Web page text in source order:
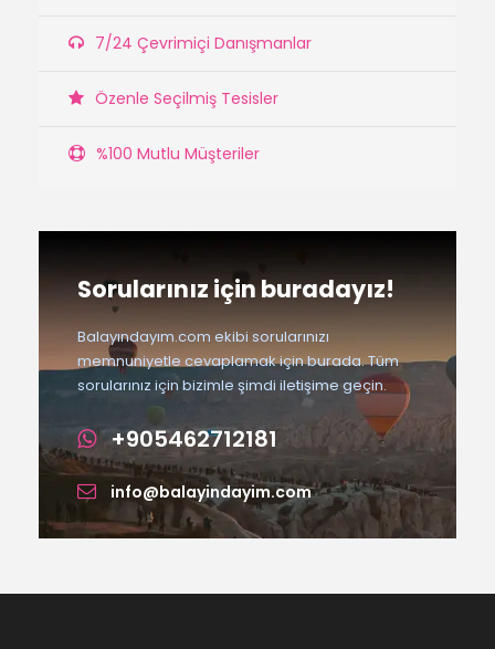
7/24 Çevrimiçi Danışmanlar
Özenle Seçilmiş Tesisler
%100 Mutlu Müşteriler
Sorularınız için buradayız!
Balayındayım.com ekibi sorularınızı
memnuniyetle cevaplamak için burada. Tüm
sorularınız için bizimle şimdi iletişime geçin.
+905462712181
info@balayindayim.com